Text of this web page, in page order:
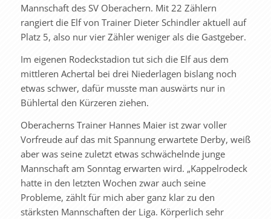
Mannschaft des SV Oberachern. Mit 22 Zählern
rangiert die Elf von Trainer Dieter Schindler aktuell auf
Platz 5, also nur vier Zähler weniger als die Gastgeber.
Im eigenen Rodeckstadion tut sich die Elf aus dem
mittleren Achertal bei drei Niederlagen bislang noch
etwas schwer, dafür musste man auswärts nur in
Bühlertal den Kürzeren ziehen.
Oberacherns Trainer Hannes Maier ist zwar voller
Vorfreude auf das mit Spannung erwartete Derby, weiß
aber was seine zuletzt etwas schwächelnde junge
Mannschaft am Sonntag erwarten wird. „Kappelrodeck
hatte in den letzten Wochen zwar auch seine
Probleme, zählt für mich aber ganz klar zu den
stärksten Mannschaften der Liga. Körperlich sehr